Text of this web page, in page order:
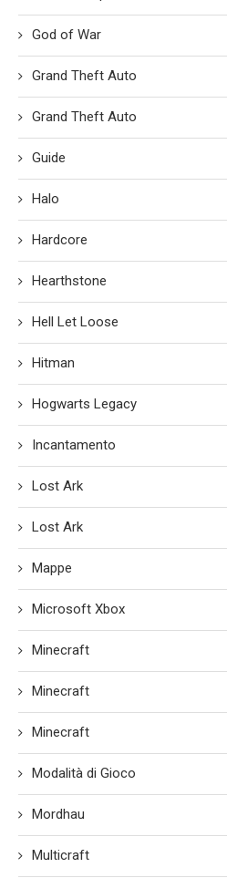
God of War
Grand Theft Auto
Grand Theft Auto
Guide
Halo
Hardcore
Hearthstone
Hell Let Loose
Hitman
Hogwarts Legacy
Incantamento
Lost Ark
Lost Ark
Mappe
Microsoft Xbox
Minecraft
Minecraft
Minecraft
Modalità di Gioco
Mordhau
Multicraft